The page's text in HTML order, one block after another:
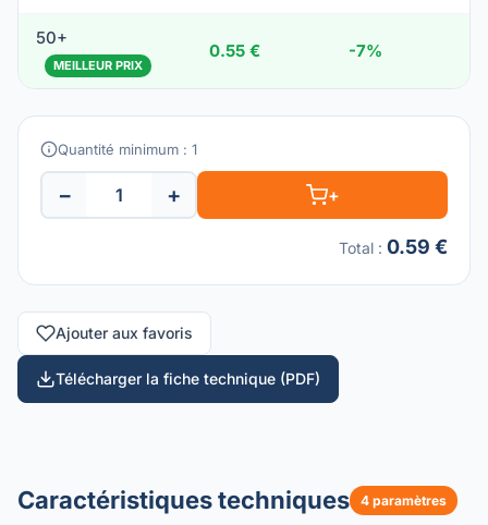
50+
MEILLEUR PRIX
0.55 € -7%
Quantité minimum : 1
− + +
Total : 0.59 €
Ajouter aux favoris
Télécharger la fiche technique (PDF)
Caractéristiques techniques 4 paramètres